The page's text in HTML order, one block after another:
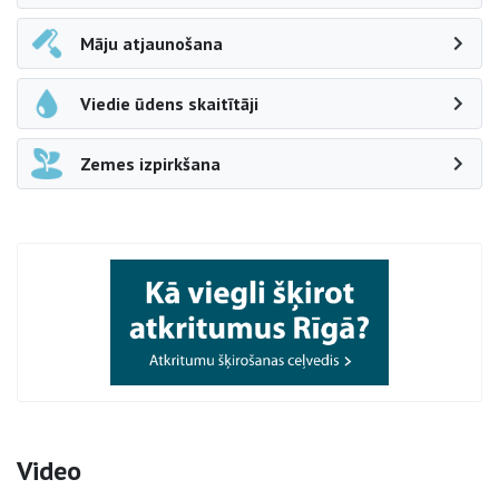
Māju atjaunošana
Viedie ūdens skaitītāji
Zemes izpirkšana
Video